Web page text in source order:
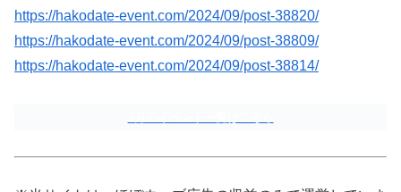
https://hakodate-event.com/2024/09/post-38820/
https://hakodate-event.com/2024/09/post-38809/
https://hakodate-event.com/2024/09/post-38814/